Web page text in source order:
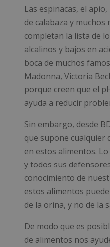
Las espinacas, el
de calabaza y muchos
completan la lista de
alcalinos y bajos en
boca de muchos
Madonna, Victoria
porque creen que el
ayuda a reducir
Sin embargo, desde
que supone cualquier
en estos alimentos.
y todos sus
conocimiento de
estos alimentos
de la orina, y no de la
De modo que es
de alimentos nos